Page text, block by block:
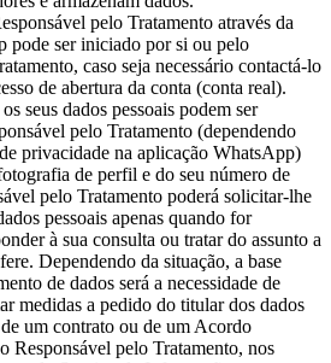
pelo Tratamento através da
pode ser iniciado por si ou pelo
caso seja necessário contactá-lo
de abertura da conta (conta real).
seus dados pessoais podem ser
pelo Tratamento (dependendo
privacidade na aplicação WhatsApp)
de perfil e do seu número de
pelo Tratamento poderá solicitar-lhe
pessoais apenas quando for
à sua consulta ou tratar do assunto a
Dependendo da situação, a base
de dados será a necessidade de
medidas a pedido do titular dos dados
um contrato ou de um Acordo
Responsável pelo Tratamento, nos